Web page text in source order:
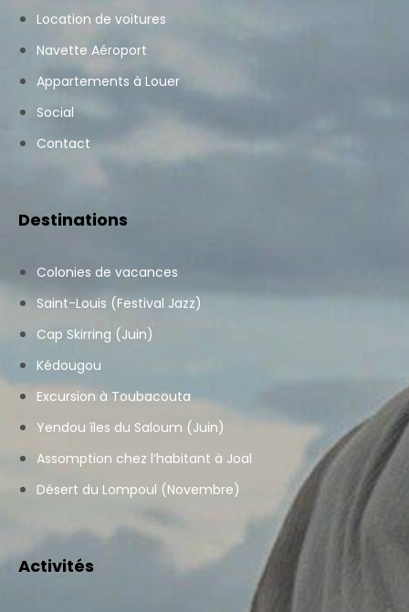
Location de voitures
Navette Aéroport
Appartements à Louer
Social
Contact
Destinations
Colonies de vacances
Saint-Louis (Festival Jazz)
Cap Skirring (Juin)
Kédougou
Excursion à Toubacouta
Yendou îles du Saloum (Juin)
Assomption chez l’habitant à Joal
Désert du Lompoul (Novembre)
Activités